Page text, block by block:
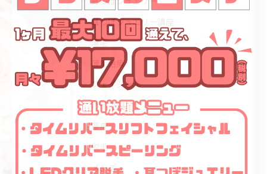
耳つぼジュエリー講座
薄毛
薄毛治療
フェイシャル
ハイフ
痩身
脱毛
メンズ